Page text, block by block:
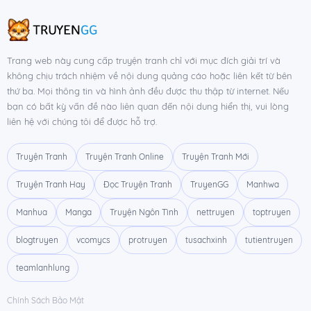
Chương 58
Chương 57 08/11/2022
Chương 56 30/10/2022
Chương 55
Chương 54 08/10/2022
Chương 53 03/10/2022
Chương 52 23/09/2022
Chương 51 15/09/2022
Chương 50 05/09/2022
Chương 49
Trang web này cung cấp truyện tranh chỉ với mục đích giải trí và
không chịu trách nhiệm về nội dung quảng cáo hoặc liên kết từ bên
thứ ba. Mọi thông tin và hình ảnh đều được thu thập từ internet. Nếu
bạn có bất kỳ vấn đề nào liên quan đến nội dung hiển thị, vui lòng
liên hệ với chúng tôi để được hỗ trợ.
Truyện Tranh Truyện Tranh Online Truyện Tranh Mới
Truyện Tranh Hay Đọc Truyện Tranh TruyenGG Manhwa
Manhua Manga Truyện Ngôn Tình nettruyen toptruyen
blogtruyen vcomycs protruyen tusachxinh tutientruyen
teamlanhlung
Chính Sách Bảo Mật